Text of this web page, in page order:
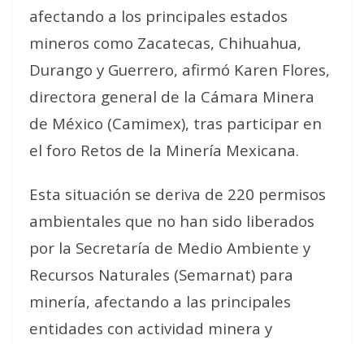
afectando a los principales estados
mineros como Zacatecas, Chihuahua,
Durango y Guerrero, afirmó Karen Flores,
directora general de la Cámara Minera
de México (Camimex), tras participar en
el foro Retos de la Minería Mexicana.
Esta situación se deriva de 220 permisos
ambientales que no han sido liberados
por la Secretaría de Medio Ambiente y
Recursos Naturales (Semarnat) para
minería, afectando a las principales
entidades con actividad minera y